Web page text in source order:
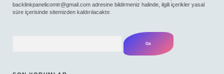
backlinkpanelicomtr@gmail.com adresine bildirmeniz halinde, ilgili içerikler yasal
süre içerisinde sitemizden kaldırılacaktır.